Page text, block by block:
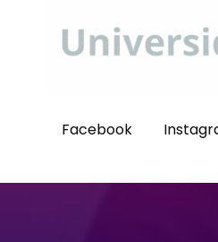
Facebook